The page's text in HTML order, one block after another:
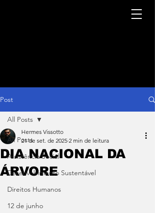
Post
All Posts
Assistência Social
Desenvolvimento Sustentável
Direitos Humanos
12 de junho
All Posts
DIA NACIONAL DA
ÁRVORE
Hermes Vissotto
21 de set. de 2025 2 min de leitura